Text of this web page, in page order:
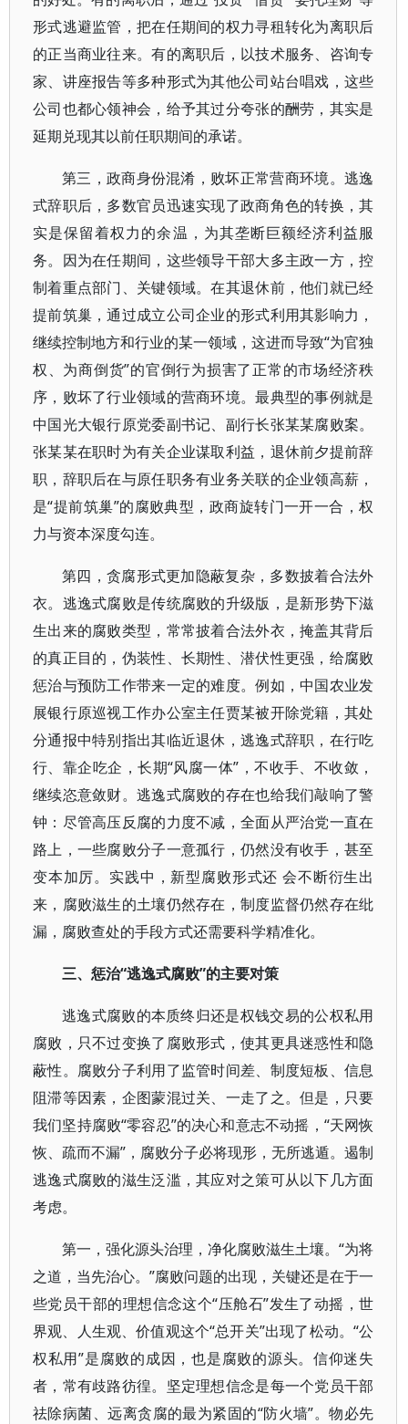
形式逃避监管，把在任期间的权力寻租转化为离职后
的正当商业往来。有的离职后，以技术服务、咨询专
家、讲座报告等多种形式为其他公司站台唱戏，这些
公司也都心领神会，给予其过分夸张的酬劳，其实是
延期兑现其以前任职期间的承诺。
第三，政商身份混淆，败坏正常营商环境。逃逸
式辞职后，多数官员迅速实现了政商角色的转换，其
实是保留着权力的余温，为其垄断巨额经济利益服
务。因为在任期间，这些领导干部大多主政一方，控
制着重点部门、关键领域。在其退休前，他们就已经
提前筑巢，通过成立公司企业的形式利用其影响力，
继续控制地方和行业的某一领域，这进而导致“为官独
权、为商倒货”的官倒行为损害了正常的市场经济秩
序，败坏了行业领域的营商环境。最典型的事例就是
中国光大银行原党委副书记、副行长张某某腐败案。
张某某在职时为有关企业谋取利益，退休前夕提前辞
职，辞职后在与原任职务有业务关联的企业领高薪，
是“提前筑巢”的腐败典型，政商旋转门一开一合，权
力与资本深度勾连。
第四，贪腐形式更加隐蔽复杂，多数披着合法外
衣。逃逸式腐败是传统腐败的升级版，是新形势下滋
生出来的腐败类型，常常披着合法外衣，掩盖其背后
的真正目的，伪装性、长期性、潜伏性更强，给腐败
惩治与预防工作带来一定的难度。例如，中国农业发
展银行原巡视工作办公室主任贾某被开除党籍，其处
分通报中特别指出其临近退休，逃逸式辞职，在行吃
行、靠企吃企，长期“风腐一体”，不收手、不收敛，
继续恣意敛财。逃逸式腐败的存在也给我们敲响了警
钟：尽管高压反腐的力度不减，全面从严治党一直在
路上，一些腐败分子一意孤行，仍然没有收手，甚至
变本加厉。实践中，新型腐败形式还 会不断衍生出
来，腐败滋生的土壤仍然存在，制度监督仍然存在纰
漏，腐败查处的手段方式还需要科学精准化。
三、惩治“逃逸式腐败”的主要对策
逃逸式腐败的本质终归还是权钱交易的公权私用
腐败，只不过变换了腐败形式，使其更具迷惑性和隐
蔽性。腐败分子利用了监管时间差、制度短板、信息
阻滞等因素，企图蒙混过关、一走了之。但是，只要
我们坚持腐败“零容忍”的决心和意志不动摇，“天网恢
恢、疏而不漏”，腐败分子必将现形，无所逃遁。遏制
逃逸式腐败的滋生泛滥，其应对之策可从以下几方面
考虑。
第一，强化源头治理，净化腐败滋生土壤。“为将
之道，当先治心。”腐败问题的出现，关键还是在于一
些党员干部的理想信念这个“压舱石”发生了动摇，世
界观、人生观、价值观这个“总开关”出现了松动。“公
权私用”是腐败的成因，也是腐败的源头。信仰迷失
者，常有歧路彷徨。坚定理想信念是每一个党员干部
祛除病菌、远离贪腐的最为紧固的“防火墙”。物必先